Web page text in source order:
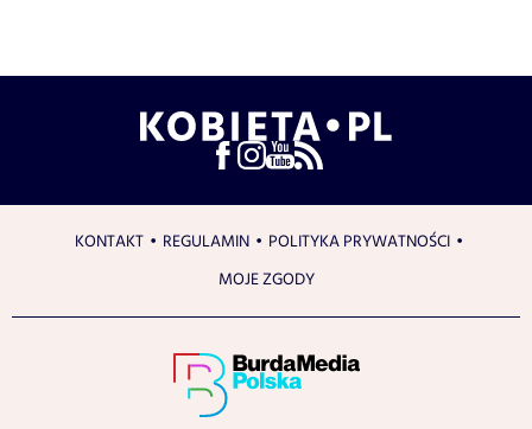
KONTAKT REGULAMIN
POLITYKA PRYWATNOŚCI
MOJE ZGODY